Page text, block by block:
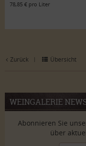
78,85 € pro Liter
Zurück | Übersicht
WEINGALERIE
Abonnieren Sie
über